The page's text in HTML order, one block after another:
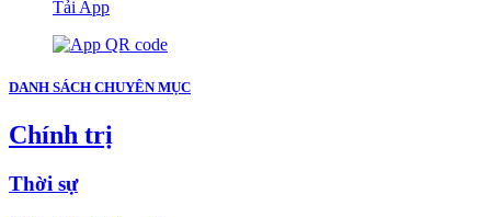
Tải App
DANH SÁCH CHUYÊN MỤC
Chính trị
Thời sự